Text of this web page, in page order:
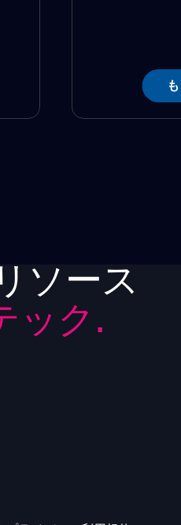
ソース
ック.